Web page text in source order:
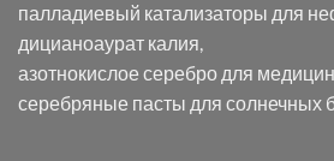
в
электролите
калий
дицианоаурат–
гексацианоферрата
палладиевый катализаторы для
дицианоаурат калия,
азотнокислое серебро для
серебряные пасты для солнечных